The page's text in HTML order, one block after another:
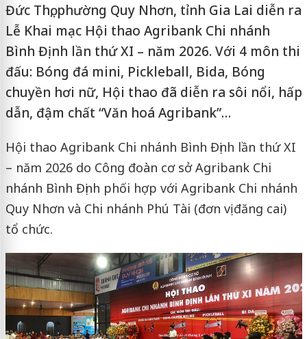
Đức Thọ, phường Quy Nhơn, tỉnh Gia Lai diễn ra
Lễ Khai mạc Hội thao Agribank Chi nhánh
Bình Định lần thứ XI – năm 2026. Với 4 môn thi
đấu: Bóng đá mini, Pickleball, Bida, Bóng
chuyền hơi nữ, Hội thao đã diễn ra sôi nổi, hấp
dẫn, đậm chất “Văn hoá Agribank”…
Hội thao Agribank Chi nhánh Bình Định lần thứ XI
– năm 2026 do Công đoàn cơ sở Agribank Chi
nhánh Bình Định phối hợp với Agribank Chi nhánh
Quy Nhơn và Chi nhánh Phú Tài (đơn vị đăng cai)
tổ chức.